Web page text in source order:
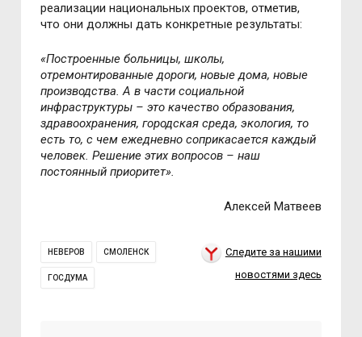
реализации национальных проектов, отметив,
что они должны дать конкретные результаты:
«Построенные больницы, школы,
отремонтированные дороги, новые дома, новые
производства. А в части социальной
инфраструктуры – это качество образования,
здравоохранения, городская среда, экология, то
есть то, с чем ежедневно соприкасается каждый
человек. Решение этих вопросов – наш
постоянный приоритет».
Алексей Матвеев
НЕВЕРОВ СМОЛЕНСК
ГОСДУМА
Следите за нашими
новостями здесь